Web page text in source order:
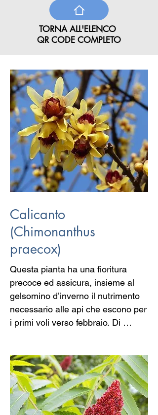
TORNA ALL'ELENCO
QR CODE COMPLETO
Calicanto
(Chimonanthus
praecox)
Questa pianta ha una fioritura
precoce ed assicura, insieme al
gelsomino d’inverno il nutrimento
necessario alle api che escono per
i primi voli verso febbraio. Di
coltivato durante la dinastia Song,
intorno all’anno Mille, e ispirò molti
poeti aulici dell’XI secolo per le sue
caratteristiche ovvero la ripresa